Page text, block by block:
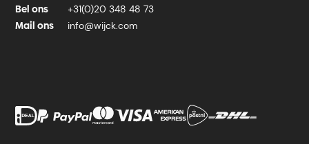
Bel ons +31(0)20 348 48 73
Mail ons info@wijck.com